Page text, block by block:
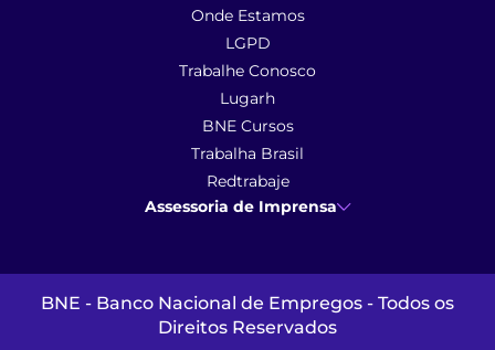
Onde Estamos
LGPD
Trabalhe Conosco
Lugarh
BNE Cursos
Trabalha Brasil
Redtrabaje
Assessoria de Imprensa
(41) 9 9102-1413
BNE - Banco Nacional de Empregos - Todos os
Direitos Reservados